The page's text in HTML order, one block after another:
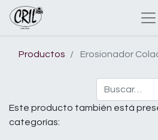
Productos Erosionador
Este producto también está
categorías: